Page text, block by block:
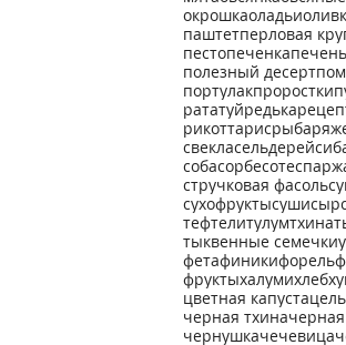
окрошкаоладьи
паштетперловая
пестопеченка
полезный десерт
портулакпроростки
рататуйредька
рикоттарисрыба
свекласельдерей
собасорбесоте
стручковая фасоль
сухофруктысушисыр
тефтелитулумтхина
тыквенные семечки
фетафиникифорель
фруктыхалумихлеб
цветная капуста
черная тхина
чернушкачечевица